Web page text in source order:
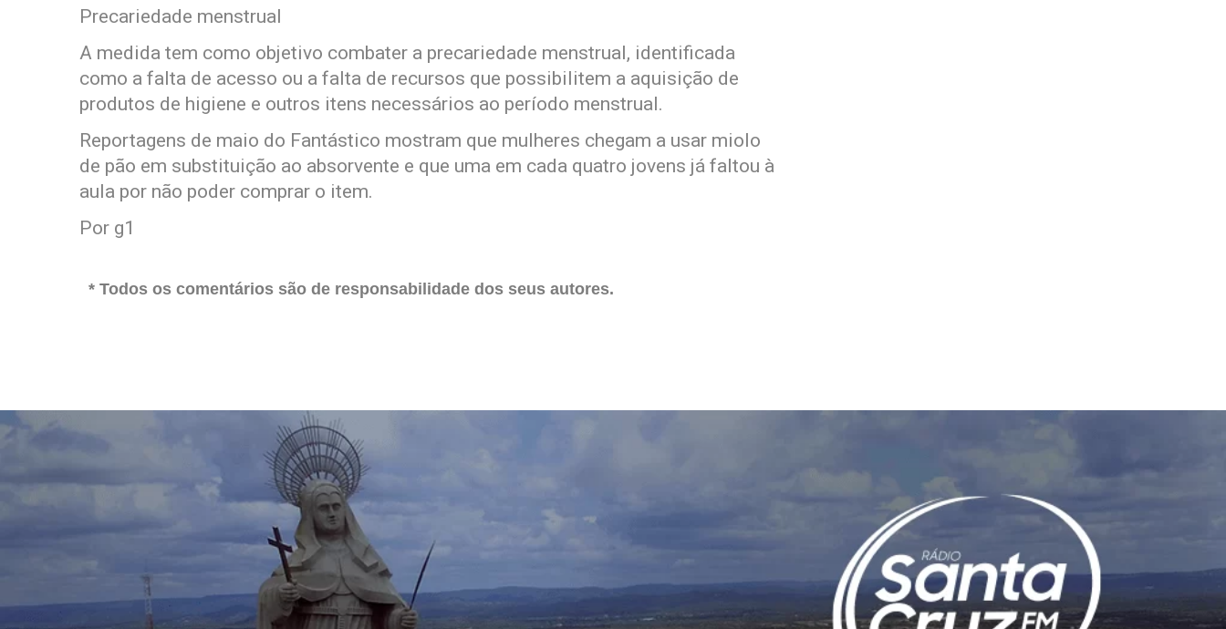
Precariedade menstrual
A medida tem como objetivo combater a precariedade menstrual, identificada
como a falta de acesso ou a falta de recursos que possibilitem a aquisição de
produtos de higiene e outros itens necessários ao período menstrual.
Reportagens de maio do Fantástico mostram que mulheres chegam a usar miolo
de pão em substituição ao absorvente e que uma em cada quatro jovens já faltou à
aula por não poder comprar o item.
Por g1
* Todos os comentários são de responsabilidade dos seus autores.